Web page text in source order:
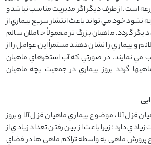
است. از طرف ديگر اگر مديريت مناسب نباشد و
خود مي تواند باعث انتشار سريع بيماري از
گردد. ماهيان بزرگ تر معمولاً حاملان سالم
و بيماري را نشان دهند مستمراً اين عوامل را از
مي نمايند. در صورتي كه آب استخرهاي ماهيان
گردد بروز بيماري در جمعيت بچه ماهيان
قزل آلا، موضوع بیماري ماهیان قزل آلا و بروز
دارد؛ زیرا باعث از بین رفتن تعداد زیادي از
پرورش ماهی به واسطه تراکم ماهی ها در فضاي